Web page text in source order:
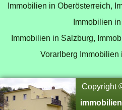
Immobilien in Oberösterreich,
Immobilien in
Immobilien in Salzburg,
Vorarlberg Immobilien
Copyright